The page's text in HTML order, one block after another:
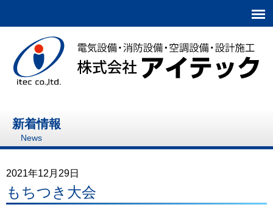
新着情報
News
2021年12月29日
もちつき大会